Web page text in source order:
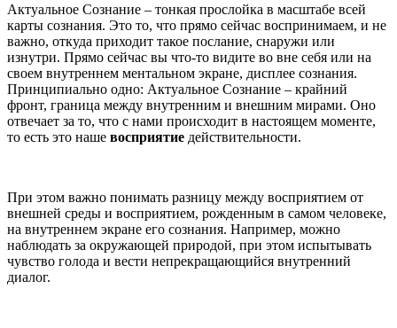
Актуальное Сознание – тонкая прослойка в масштабе всей
карты сознания. Это то, что прямо сейчас воспринимаем, и не
важно, откуда приходит такое послание, снаружи или
изнутри. Прямо сейчас вы что-то видите во вне себя или на
своем внутреннем ментальном экране, дисплее сознания.
Принципиально одно: Актуальное Сознание – крайний
фронт, граница между внутренним и внешним мирами. Оно
отвечает за то, что с нами происходит в настоящем моменте,
то есть это наше восприятие действительности.
При этом важно понимать разницу между восприятием от
внешней среды и восприятием, рожденным в самом человеке,
на внутреннем экране его сознания. Например, можно
наблюдать за окружающей природой, при этом испытывать
чувство голода и вести непрекращающийся внутренний
диалог.